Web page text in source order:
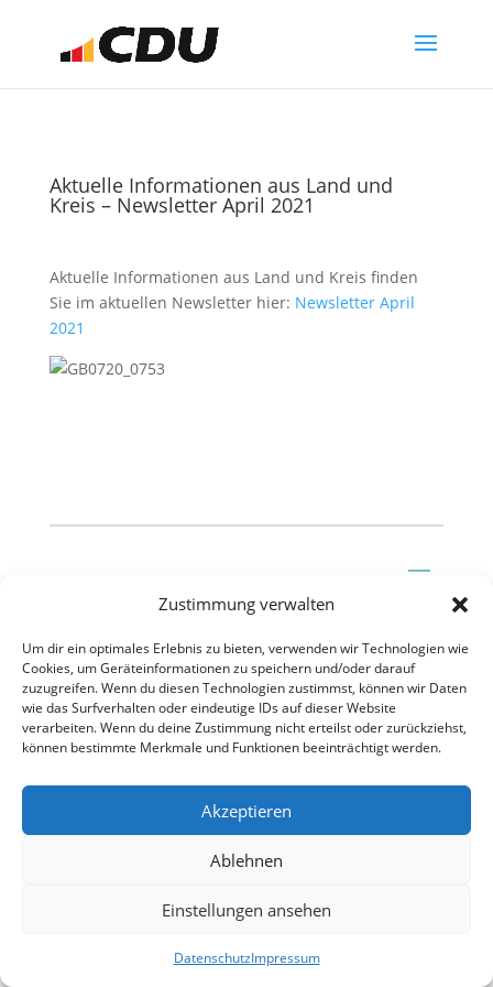
Zustimmung verwalten
Um dir ein optimales Erlebnis zu bieten, verwenden wir Technologien wie
Cookies, um Geräteinformationen zu speichern und/oder darauf
zuzugreifen. Wenn du diesen Technologien zustimmst, können wir Daten
wie das Surfverhalten oder eindeutige IDs auf dieser Website
verarbeiten. Wenn du deine Zustimmung nicht erteilst oder zurückziehst,
können bestimmte Merkmale und Funktionen beeinträchtigt werden.
Akzeptieren
Ablehnen
Einstellungen ansehen
DatenschutzImpressum
Aktuelle Informationen aus Land und
Kreis – Newsletter April 2021
Aktuelle Informationen aus Land und Kreis finden
Sie im aktuellen Newsletter hier: Newsletter April
2021